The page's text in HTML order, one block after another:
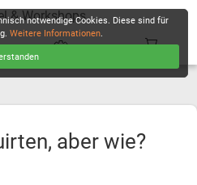
& Workshops
aber wie?
notwendige Cookies. Diese sind für
Weitere Informationen.